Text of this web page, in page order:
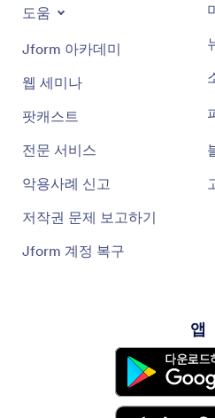
도움
Jform 아카데미
웹 세미나
팟캐스트
전문 서비스
악용사례 신고
저작권 문제 보고하기
Jform 계정 복구
앱